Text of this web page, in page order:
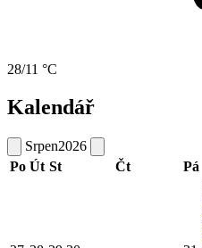
28/11 °C
Kalendář
Srpen2026
Po Út St Čt Pá